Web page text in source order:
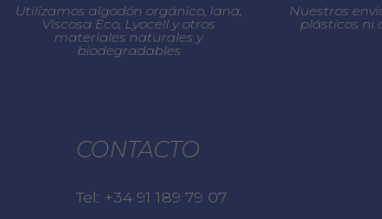
Utilizamos algodón orgánico, lana,
Viscosa Eco, Lyocell y otros
materiales naturales y
biodegradables
Nuestros
plásticos ni
CONTACTO
Tel: +34 91 189 79 07